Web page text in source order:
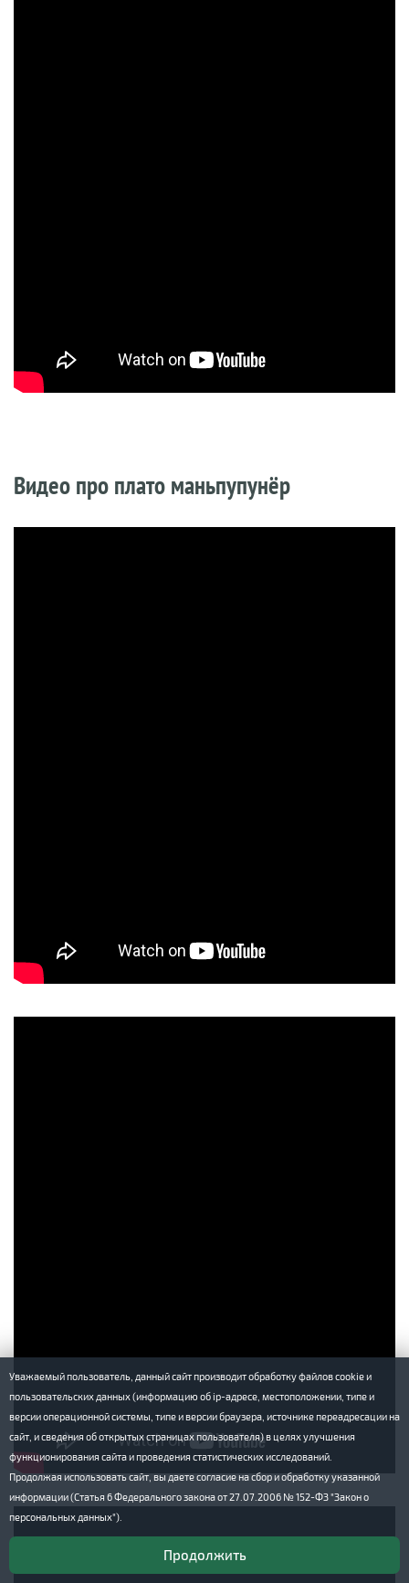
Видео про плато маньпупунёр
Уважаемый пользователь, данный сайт производит обработку файлов cookie и
пользовательских данных (информацию об ip-адресе, местоположении, типе и
версии операционной системы, типе и версии браузера, источнике переадресации на
сайт, и сведения об открытых страницах пользователя) в целях улучшения
функционирования сайта и проведения статистических исследований.
Продолжая использовать сайт, вы даете согласие на сбор и обработку указанной
информации (Статья 6 Федерального закона от 27.07.2006 № 152-ФЗ "Закон о
персональных данных").
Продолжить